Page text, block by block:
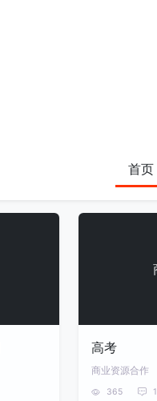
首页
高考
商业资源合作
365 1